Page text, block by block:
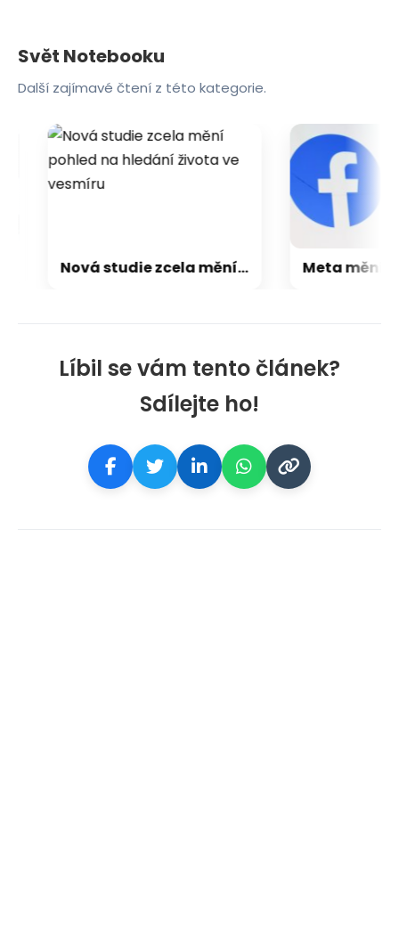
Líbil se vám tento článek?
Sdílejte ho!
Svět Notebooku
Další zajímavé čtení z této kategorie.
Nová studie zcela mění pohled na hledání života ve vesmíru